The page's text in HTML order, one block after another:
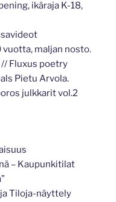
ikäraja K-18,
maljan nosto.
Fluxus poetry
Pietu Arvola.
julkkarit vol.2
– Kaupunkitilat
Tiloja-näyttely